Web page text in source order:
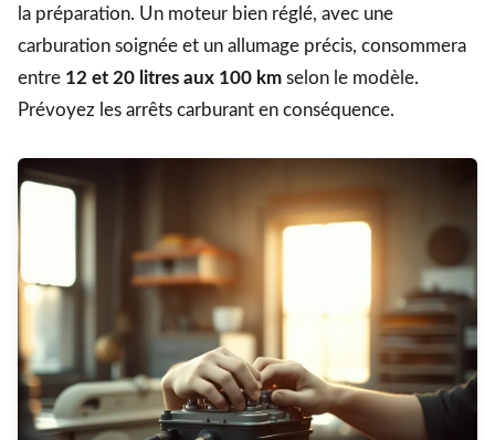
la préparation. Un moteur bien réglé, avec une
carburation soignée et un allumage précis, consommera
entre 12 et 20 litres aux 100 km selon le modèle.
Prévoyez les arrêts carburant en conséquence.